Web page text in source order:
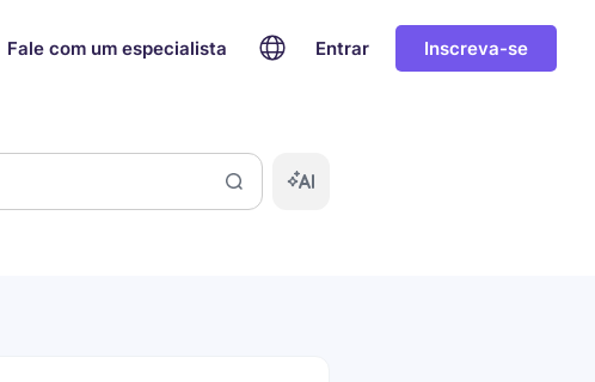
Fale com um especialista Entrar Inscreva-se